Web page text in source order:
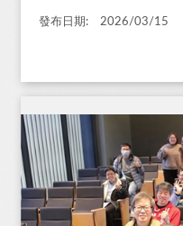
發布日期: 2026/03/15